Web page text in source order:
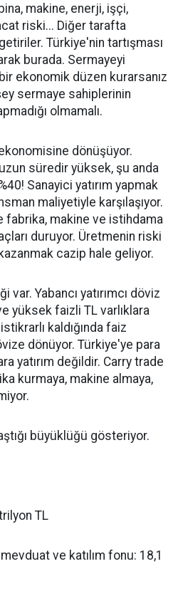
makine, enerji, işçi,
riski... Diğer tarafta
Türkiye'nin tartışması
burada. Sermayeyi
ekonomik düzen kurarsanız
sermaye sahiplerinin
olmamalı.
dönüşüyor.
süredir yüksek, şu anda
Sanayici yatırım yapmak
maliyetiyle karşılaşıyor.
fabrika, makine ve istihdama
duruyor. Üretmenin riski
cazip hale geliyor.
Yabancı yatırımcı döviz
yüksek faizli TL varlıklara
kaldığında faiz
dönüyor. Türkiye'ye para
yatırım değildir. Carry trade
kurmaya, makine almaya,
büyüklüğü gösteriyor.
TL
ve katılım fonu: 18,1